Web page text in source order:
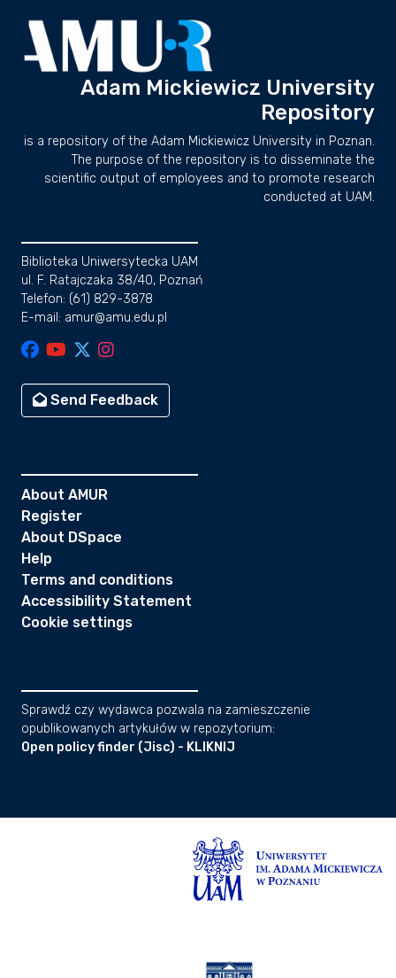
Adam Mickiewicz University
Repository
is a repository of the Adam Mickiewicz University in Poznan.
The purpose of the repository is to disseminate the
scientific output of employees and to promote research
conducted at UAM.
Biblioteka Uniwersytecka UAM
ul. F. Ratajczaka 38/40, Poznań
Telefon: (61) 829-3878
E-mail: amur@amu.edu.pl
Send Feedback
About AMUR
Register
About DSpace
Help
Terms and conditions
Accessibility Statement
Cookie settings
Sprawdź czy wydawca pozwala na zamieszczenie
opublikowanych artykułów w repozytorium:
Open policy finder (Jisc) - KLIKNIJ